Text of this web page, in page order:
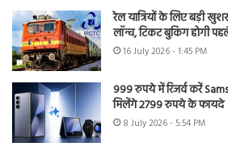
रेल यात्रियों के लिए बड़ी
लॉन्च, टिकट बुकिंग होगी
16 July 2026 - 1:45 PM
999 रुपये में रिजर्व करें
मिलेंगे 2799 रुपये के फायदे
8 July 2026 - 5:54 PM